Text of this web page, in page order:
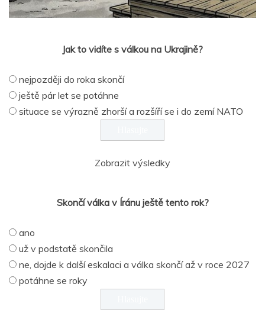
Jak to vidíte s válkou na Ukrajině?
nejpozději do roka skončí
ještě pár let se potáhne
situace se výrazně zhorší a rozšíří se i do zemí NATO
Zobrazit výsledky
Skončí válka v Íránu ještě tento rok?
ano
už v podstatě skončila
ne, dojde k další eskalaci a válka skončí až v roce 2027
potáhne se roky